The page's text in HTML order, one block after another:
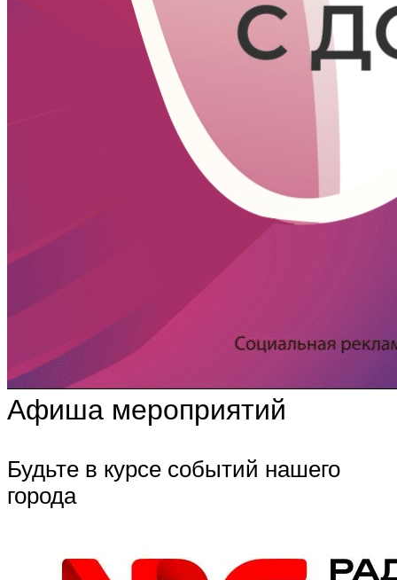
Афиша мероприятий
Будьте в курсе событий нашего
города